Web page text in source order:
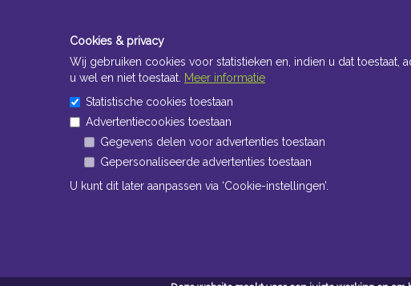
Cookies & privacy
Wij gebruiken cookies voor statistieken en, indien u dat toestaat,
u wel en niet toestaat. Meer informatie
Statistische cookies toestaan
Advertentiecookies toestaan
Gegevens delen voor advertenties toestaan
Gepersonaliseerde advertenties toestaan
U kunt dit later aanpassen via ‘Cookie-instellingen’.